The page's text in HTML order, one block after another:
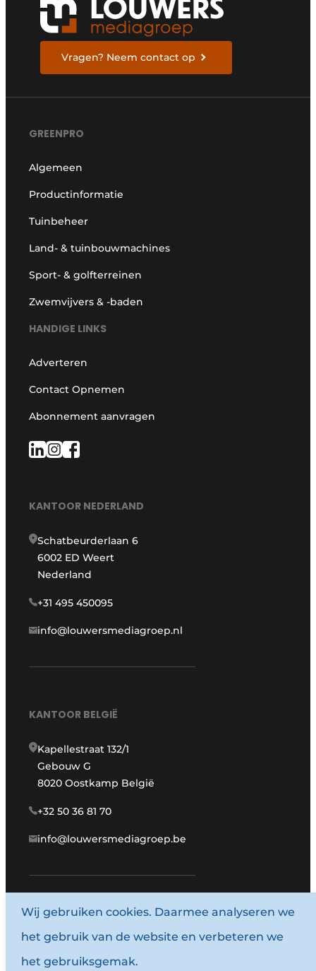
Vragen? Neem contact op
GREENPRO
Algemeen
Productinformatie
Tuinbeheer
Land- & tuinbouwmachines
Sport- & golfterreinen
Zwemvijvers & -baden
HANDIGE LINKS
Adverteren
Contact Opnemen
Abonnement aanvragen
KANTOOR NEDERLAND
Schatbeurderlaan 6
6002 ED Weert
Nederland
+31 495 450095
info@louwersmediagroep.nl
KANTOOR BELGIË
Kapellestraat 132/1
Gebouw G
8020 Oostkamp België
+32 50 36 81 70
info@louwersmediagroep.be
www.louwersmediagroep.com
© 1987 - 2026 Louwersmediagroep.
Algemene voorwaarden
Wij gebruiken cookies. Daarmee analyseren we
het gebruik van de website en verbeteren we
het gebruiksgemak.